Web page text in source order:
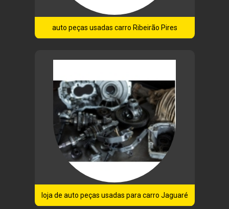
auto peças usadas carro Ribeirão Pires
loja de auto peças usadas para carro Jaguaré